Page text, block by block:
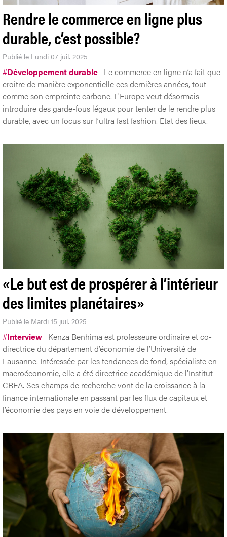
Rendre le commerce en ligne plus
durable, c’est possible?
Publié le Lundi 07 juil. 2025
#Développement durable Le commerce en ligne n’a fait que
croître de manière exponentielle ces dernières années, tout
comme son empreinte carbone. L'Europe veut désormais
introduire des garde-fous légaux pour tenter de le rendre plus
durable, avec un focus sur l’ultra fast fashion. Etat des lieux.
«Le but est de prospérer à l’intérieur
des limites planétaires»
Publié le Mardi 15 juil. 2025
#Interview Kenza Benhima est professeure ordinaire et co-
directrice du département d’économie de l’Université de
Lausanne. Intéressée par les tendances de fond, spécialiste en
macroéconomie, elle a été directrice académique de l’Institut
CREA. Ses champs de recherche vont de la croissance à la
finance internationale en passant par les flux de capitaux et
l’économie des pays en voie de développement.